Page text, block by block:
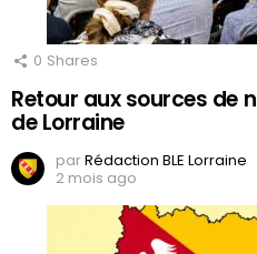
0 Shares
Retour aux sources de
de Lorraine
parRédaction BLE Lorraine
2 mois ago